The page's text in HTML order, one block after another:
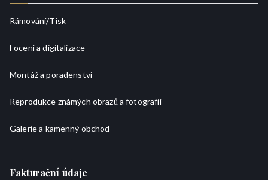
Rámování/Tisk
Focení a digitalizace
Montáž a poradenství
Reprodukce známých obrazů a fotografií
Galerie a kamenný obchod
Fakturační údaje